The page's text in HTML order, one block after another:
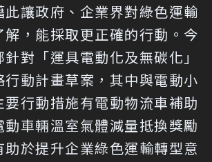
此讓政府、企業界對綠色運輸
解，能採取更正確的行動。今
對「運具電動化及無碳化」
動計畫草案，其中與電動小
要行動措施有電動物流車補助
車輛溫室氣體減量抵換獎勵
於提升企業綠色運輸轉型意